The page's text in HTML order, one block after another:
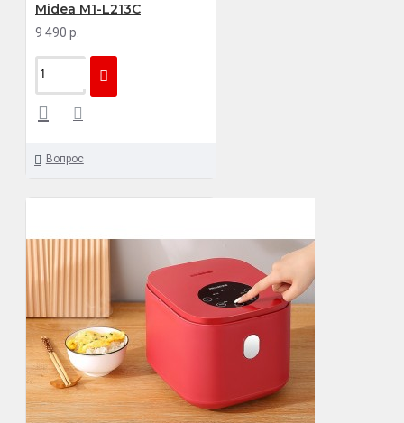
Midea M1-L213C
9 490 р.
Вопрос